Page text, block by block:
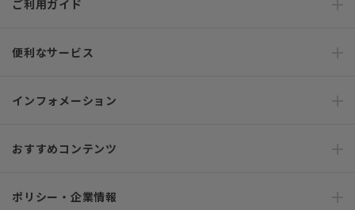
ご利用ガイド
便利なサービス
インフォメーション
おすすめコンテンツ
ポリシー・企業情報